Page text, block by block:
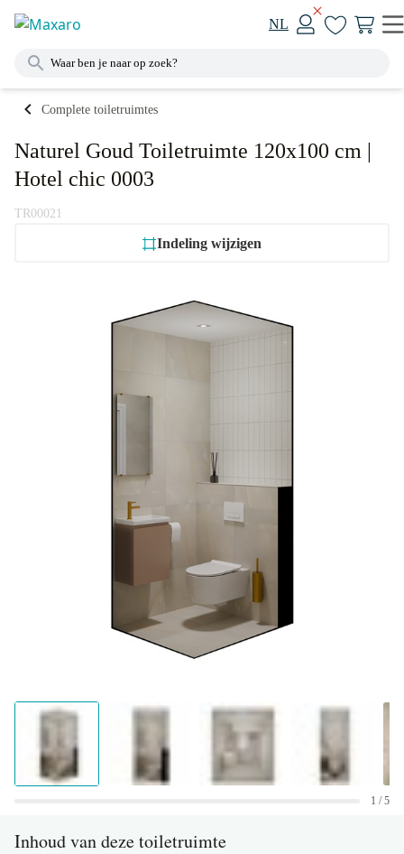
NL
Complete toiletruimtes
Naturel Goud Toiletruimte 120x100 cm |
Hotel chic 0003
TR00021
Indeling wijzigen
1 / 5
Inhoud van deze toiletruimte